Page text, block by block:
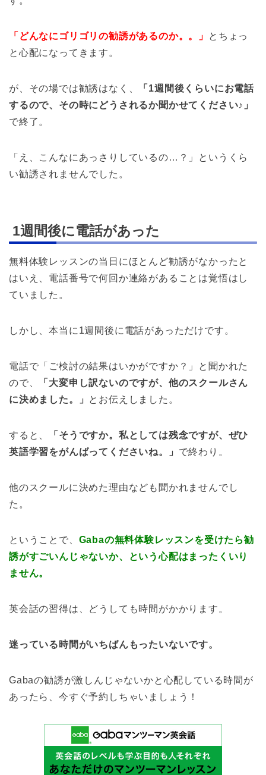
「どんなにゴリゴリの勧誘があるのか。。」
とちょっ
と心配になってきます。
が、その場では勧誘はなく、
「1週間後くらいにお電話
するので、その時にどうされるか聞かせてください♪」
で終了。
「え、こんなにあっさりしているの…？」というくら
い勧誘されませんでした。
1週間後に電話があった
無料体験レッスンの当日にほとんど勧誘がなかったと
はいえ、電話番号で何回か連絡があることは覚悟はし
ていました。
しかし、本当に1週間後に電話があっただけです。
電話で「ご検討の結果はいかがですか？」と聞かれた
ので、
「大変申し訳ないのですが、他のスクールさん
に決めました。」 とお伝えしました。
すると、
「そうですか。私としては残念ですが、ぜひ
英語学習をがんばってくださいね。」 で終わり。
他のスクールに決めた理由なども聞かれませんでし
た。
ということで、 Gabaの無料体験レッスンを受けたら勧
誘がすごいんじゃないか、という心配はまったくいり
ません。
英会話の習得は、どうしても時間がかかります。
迷っている時間がいちばんもったいないです。
Gabaの勧誘が激しんじゃないかと心配している時間が
あったら、今すぐ予約しちゃいましょう！